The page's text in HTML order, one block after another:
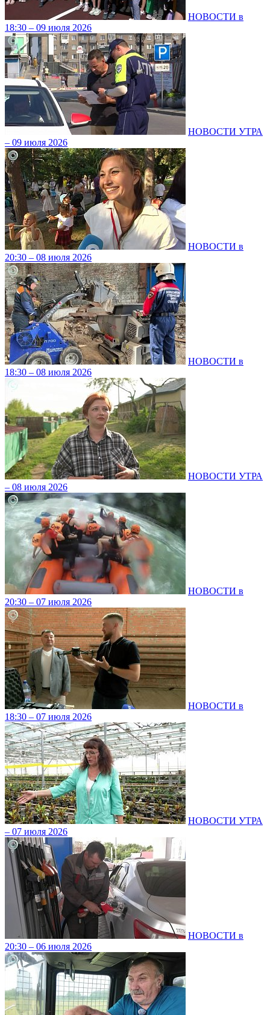
НОВОСТИ в
18:30 – 09 июля 2026
НОВОСТИ УТРА
– 09 июля 2026
НОВОСТИ в
20:30 – 08 июля 2026
НОВОСТИ в
18:30 – 08 июля 2026
НОВОСТИ УТРА
– 08 июля 2026
НОВОСТИ в
20:30 – 07 июля 2026
НОВОСТИ в
18:30 – 07 июля 2026
НОВОСТИ УТРА
– 07 июля 2026
НОВОСТИ в
20:30 – 06 июля 2026